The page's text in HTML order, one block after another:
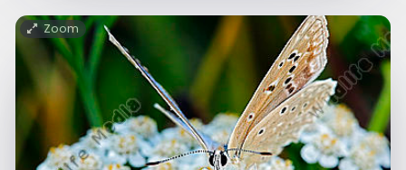
Zoom